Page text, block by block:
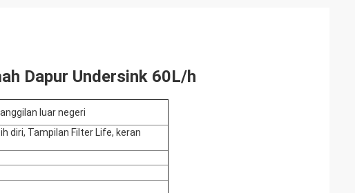
Dapur Undersink 60L/h
luar negeri
diri, Tampilan Filter Life, keran